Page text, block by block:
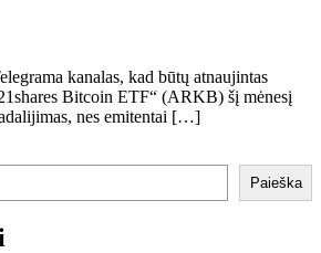
kanalas, kad būtų atnaujintas
Bitcoin ETF“ (ARKB) šį mėnesį
nes emitentai […]
Paieška